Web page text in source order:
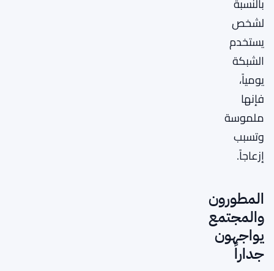
لشخص
يستخدم
الشبكة
يومياً،
فإنها
ملموسة
وتسبب
إزعاجاً.
المطورون
والمجتمع
يواجهون
جداراً